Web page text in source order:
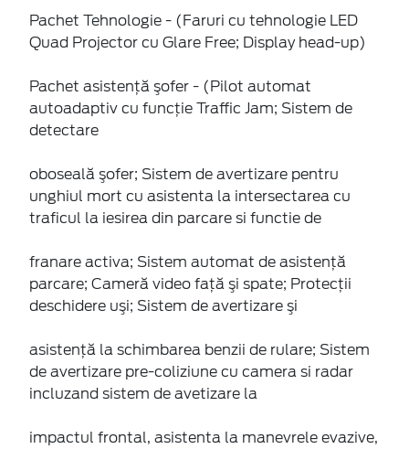
Pachet Tehnologie - (Faruri cu tehnologie LED
Quad Projector cu Glare Free; Display head-up)
Pachet asistenţă şofer - (Pilot automat
autoadaptiv cu funcție Traffic Jam; Sistem de
detectare
oboseală şofer; Sistem de avertizare pentru
unghiul mort cu asistenta la intersectarea cu
traficul la iesirea din parcare si functie de
franare activa; Sistem automat de asistenţă
parcare; Cameră video faţă şi spate; Protecţii
deschidere uşi; Sistem de avertizare şi
asistenţă la schimbarea benzii de rulare; Sistem
de avertizare pre-coliziune cu camera si radar
incluzand sistem de avetizare la
impactul frontal, asistenta la manevrele evazive,